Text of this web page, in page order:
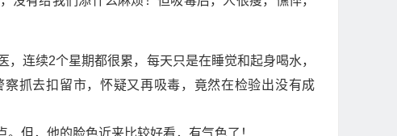
连续2个星期都很累，每天只是在睡觉和起身喝水，
抓去扣留市，怀疑又再吸毒，竟然在检验出没有成
但，他的脸色近来比较好看，有气色了！